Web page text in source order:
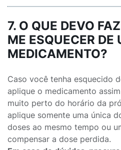
7. O QUE DEVO
ME ESQUECER DE
MEDICAMENTO?
Caso você tenha esquecido
aplique o medicamento
muito perto do horário da
aplique somente uma única
doses ao mesmo tempo ou
compensar a dose perdida.